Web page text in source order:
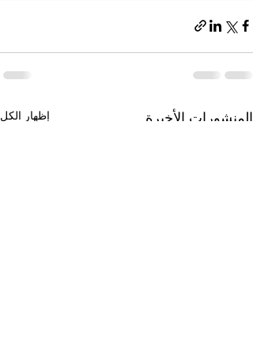
المنشورات الأخيرة إظهار الكل